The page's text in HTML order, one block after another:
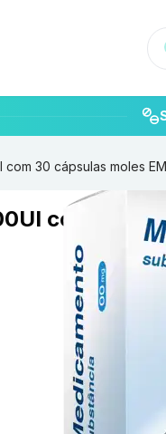
com 30 cápsulas moles
com 30